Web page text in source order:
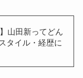
山田新ってどん
タイル・経歴に